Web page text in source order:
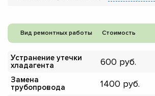
Вид ремонтных работы Стоимость
Устранение утечки
хладагента
600
Замена
трубопровода
1400